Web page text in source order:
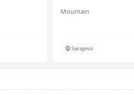
Mountain
Sarajevo